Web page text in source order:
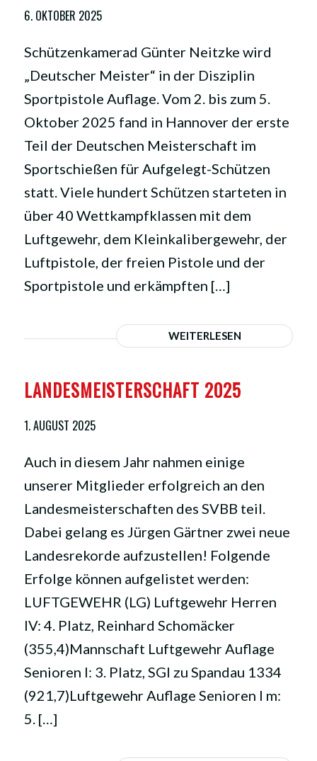
6. OKTOBER 2025
Schützenkamerad Günter Neitzke wird
„Deutscher Meister“ in der Disziplin
Sportpistole Auflage. Vom 2. bis zum 5.
Oktober 2025 fand in Hannover der erste
Teil der Deutschen Meisterschaft im
Sportschießen für Aufgelegt-Schützen
statt. Viele hundert Schützen starteten in
über 40 Wettkampfklassen mit dem
Luftgewehr, dem Kleinkalibergewehr, der
Luftpistole, der freien Pistole und der
Sportpistole und erkämpften […]
WEITERLESEN
LANDESMEISTERSCHAFT 2025
1. AUGUST 2025
Auch in diesem Jahr nahmen einige
unserer Mitglieder erfolgreich an den
Landesmeisterschaften des SVBB teil.
Dabei gelang es Jürgen Gärtner zwei neue
Landesrekorde aufzustellen! Folgende
Erfolge können aufgelistet werden:
LUFTGEWEHR (LG) Luftgewehr Herren
IV: 4. Platz, Reinhard Schomäcker
(355,4)Mannschaft Luftgewehr Auflage
Senioren I: 3. Platz, SGI zu Spandau 1334
(921,7)Luftgewehr Auflage Senioren I m:
5. […]